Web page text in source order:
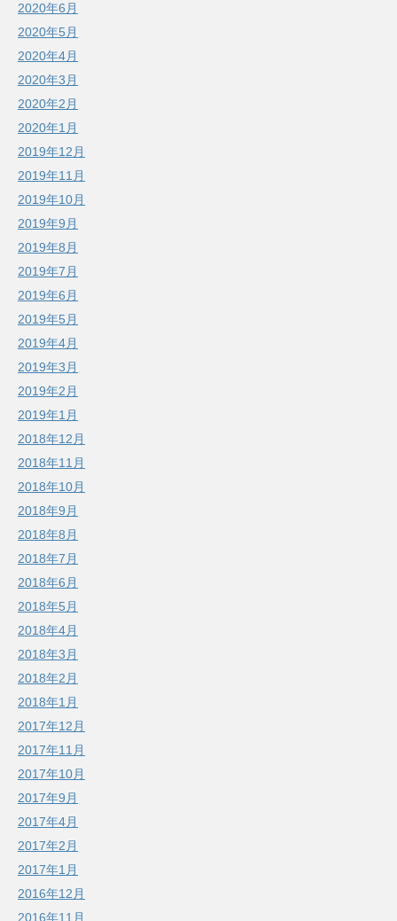
2020年6月
2020年5月
2020年4月
2020年3月
2020年2月
2020年1月
2019年12月
2019年11月
2019年10月
2019年9月
2019年8月
2019年7月
2019年6月
2019年5月
2019年4月
2019年3月
2019年2月
2019年1月
2018年12月
2018年11月
2018年10月
2018年9月
2018年8月
2018年7月
2018年6月
2018年5月
2018年4月
2018年3月
2018年2月
2018年1月
2017年12月
2017年11月
2017年10月
2017年9月
2017年4月
2017年2月
2017年1月
2016年12月
2016年11月